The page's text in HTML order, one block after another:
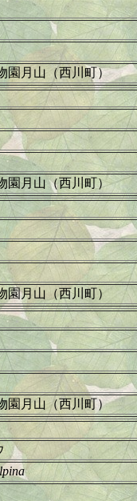
園月山（西川町）
園月山（西川町）
園月山（西川町）
園月山（西川町）